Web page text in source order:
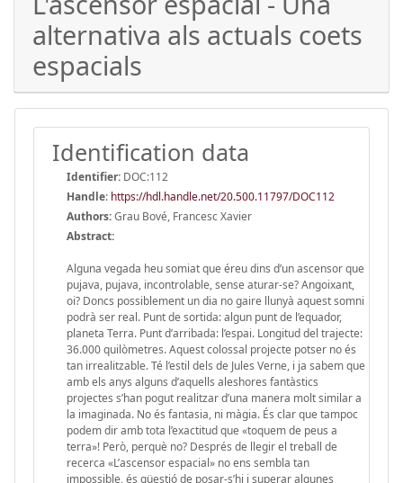
alternativa als actuals coets
espacials
Identification data
Identifier: DOC:112
Handle: https://hdl.handle.net/20.500.11797/DOC112
Authors:Grau Bové, Francesc Xavier
Abstract:
Alguna vegada heu somiat que éreu dins d’un ascensor que
pujava, pujava, incontrolable, sense aturar-se? Angoixant,
oi? Doncs possiblement un dia no gaire llunyà aquest somni
podrà ser real. Punt de sortida: algun punt de l’equador,
planeta Terra. Punt d’arribada: l’espai. Longitud del trajecte:
36.000 quilòmetres. Aquest colossal projecte potser no és
tan irrealitzable. Té l’estil dels de Jules Verne, i ja sabem que
amb els anys alguns d’aquells aleshores fantàstics
projectes s’han pogut realitzar d’una manera molt similar a
la imaginada. No és fantasia, ni màgia. És clar que tampoc
podem dir amb tota l’exactitud que «toquem de peus a
terra»! Però, perquè no? Després de llegir el treball de
recerca «L’ascensor espacial» no ens sembla tan
impossible, és qüestió de posar-s’hi i superar algunes